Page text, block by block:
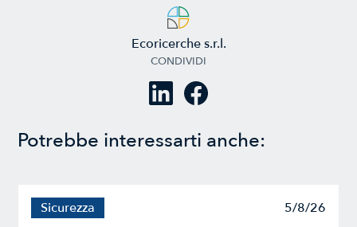
Ecoricerche s.r.l.
CONDIVIDI
Potrebbe interessarti anche:
Sicurezza 5/8/26